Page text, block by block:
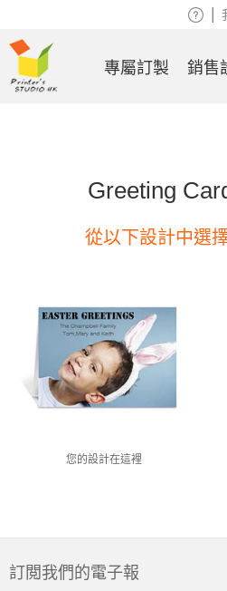
Greeting
從以下設計中選
您的設計在這裡
訂閲我們的電子報
專屬訂製 銷售